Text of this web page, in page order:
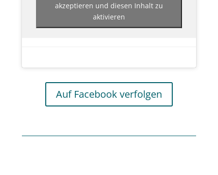
akzeptieren und diesen Inhalt zu
aktivieren
Auf Facebook verfolgen